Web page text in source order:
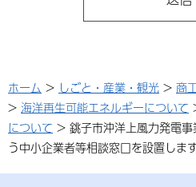
ホーム > しごと・産業・観光 > 商
> 海洋再生可能エネルギーについて
について > 銚子市沖洋上風力発電
う中小企業者等相談窓口を設置しま